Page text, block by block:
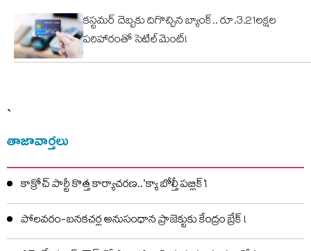
కస్టమర్ దెబ్బకు దిగొచ్చిన బ్యాంక్.. రూ.3.21లక్షల
పరిహారంతో సెటిల్‌మెంట్!
`
తాజావార్తలు
కాక్రోచ్ పార్టీ కొత్త కార్యాచరణ..‘క్యా బోల్తీ పబ్లిక్’!
పోలవరం-బనకచర్ల అనుసంధాన ప్రాజెక్టుకు కేంద్రం బ్రేక్ !